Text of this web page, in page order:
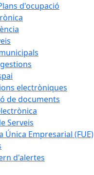
d'ocupació
electròniques
de documents
Serveis
Única Empresarial (FUE)
d'alertes